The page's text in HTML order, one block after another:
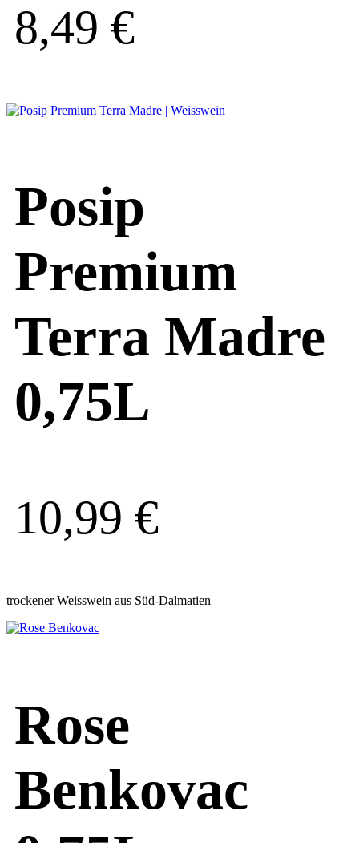
8,49 €
Posip
Premium
Terra Madre
0,75L
10,99 €
trockener Weisswein aus Süd-Dalmatien
Rose
Benkovac